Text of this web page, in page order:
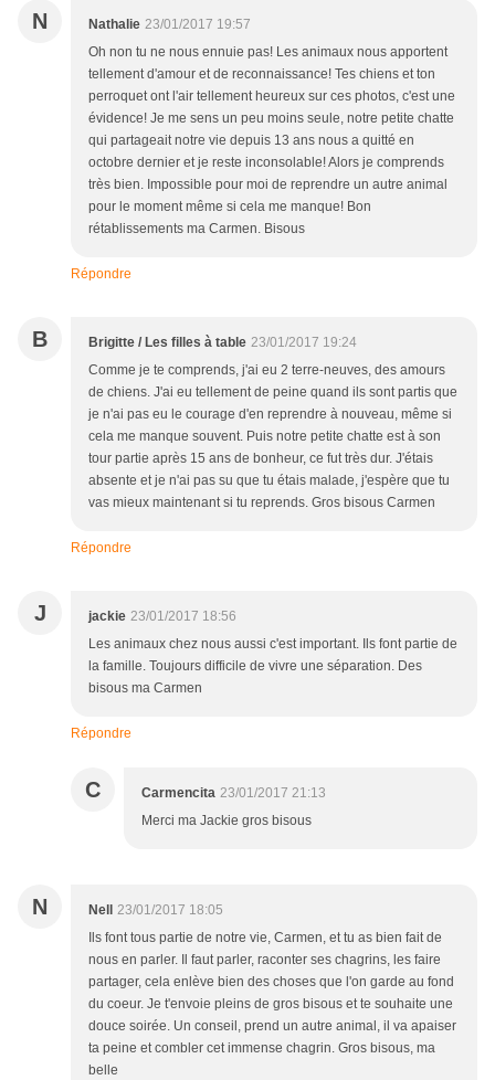
N Nathalie 23/01/2017 19:57
Oh non tu ne nous ennuie pas! Les animaux nous apportent
tellement d'amour et de reconnaissance! Tes chiens et ton
perroquet ont l'air tellement heureux sur ces photos, c'est une
évidence! Je me sens un peu moins seule, notre petite chatte
qui partageait notre vie depuis 13 ans nous a quitté en
octobre dernier et je reste inconsolable! Alors je comprends
très bien. Impossible pour moi de reprendre un autre animal
pour le moment même si cela me manque! Bon
rétablissements ma Carmen. Bisous
Répondre
B Brigitte / Les filles à table 23/01/2017 19:24
Comme je te comprends, j'ai eu 2 terre-neuves, des amours
de chiens. J'ai eu tellement de peine quand ils sont partis que
je n'ai pas eu le courage d'en reprendre à nouveau, même si
cela me manque souvent. Puis notre petite chatte est à son
tour partie après 15 ans de bonheur, ce fut très dur. J'étais
absente et je n'ai pas su que tu étais malade, j'espère que tu
vas mieux maintenant si tu reprends. Gros bisous Carmen
Répondre
J jackie 23/01/2017 18:56
Les animaux chez nous aussi c'est important. Ils font partie de
la famille. Toujours difficile de vivre une séparation. Des
bisous ma Carmen
Répondre
C Carmencita 23/01/2017 21:13
Merci ma Jackie gros bisous
N Nell
23/01/2017 18:05
Ils font tous partie de notre vie, Carmen, et tu as bien fait de
nous en parler. Il faut parler, raconter ses chagrins, les faire
partager, cela enlève bien des choses que l'on garde au fond
du coeur. Je t'envoie pleins de gros bisous et te souhaite une
douce soirée. Un conseil, prend un autre animal, il va apaiser
ta peine et combler cet immense chagrin. Gros bisous, ma
belle